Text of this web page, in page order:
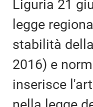
Liguria 21
legge
stabilità
2016) e
inserisce